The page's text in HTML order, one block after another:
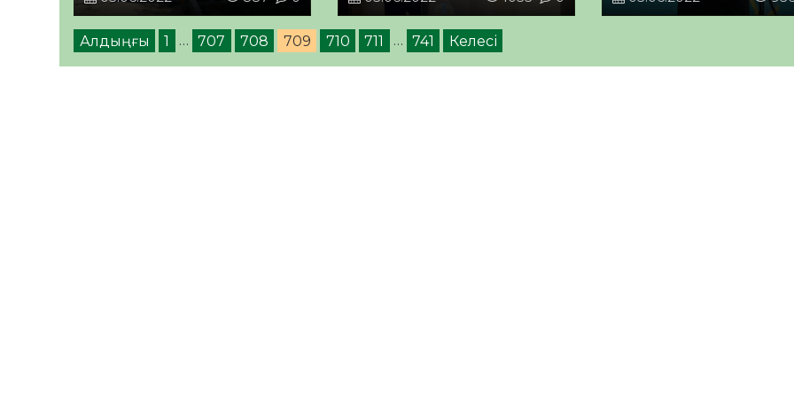
Алдыңғы 1 … 707 708 709 710 711 … 741 Келесі